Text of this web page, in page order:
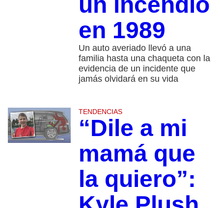
en 1989
Un auto averiado llevó a una
familia hasta una chaqueta con la
evidencia de un incidente que
jamás olvidará en su vida
TENDENCIAS
“Dile a mi
mamá que
la quiero”: